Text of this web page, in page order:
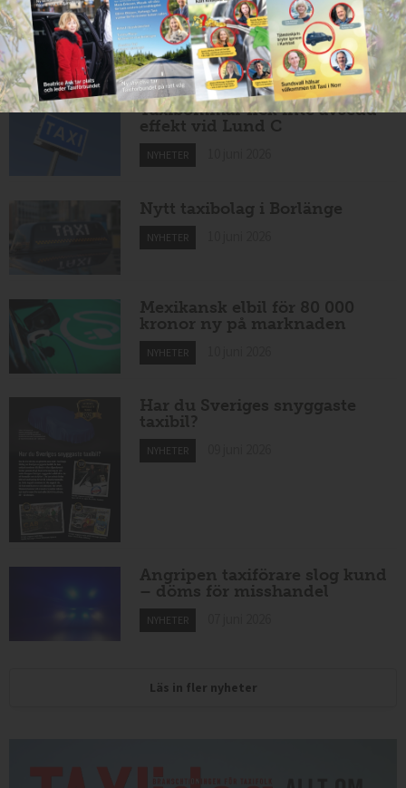
Nytt taxibolag i Borlänge
NYHETER 11 juni 2026
Taxibommar fick inte avsedd
effekt vid Lund C
NYHETER
Nytt taxibolag i Borlänge
NYHETER
Mexikansk elbil för 80 000
kronor ny på marknaden
NYHETER
Har du Sveriges snyggaste
taxibil?
NYHETER
Angripen taxiförare slog kund
– döms för misshandel
NYHETER
Läs in fler nyheter